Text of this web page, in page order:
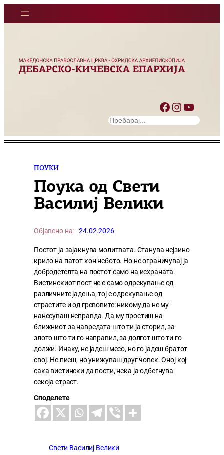
Facebook Instagram YouTube
S
a
ПОУКИ
Поука од Свети
Василиј Велики
Објавено на: 24.02.2026
Постот ја зајакнува молитвата. Станува нејзино
крило на патот кон небото. Но не ограничувај ја
добродетелта на постот само на исхраната.
Вистинскиот пост не е само одрекување од
различните јадења, тој е одрекување од
страстите и од гревовите: никому да не му
нанесуваш неправда. Да му простиш на
ближниот за навредата што ти ја сторил, за
злото што ти го направил, за долгот што ти го
должи. Инаку, не јадеш месо, но го јадеш братот
свој. Не пиеш, но унижуваш друг човек. Оној кој
сака вистински да пости, нека ја одбегнува
секоја страст.
Споделете
Свети Василиј Велики